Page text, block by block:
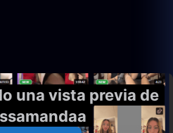
una vista previa de